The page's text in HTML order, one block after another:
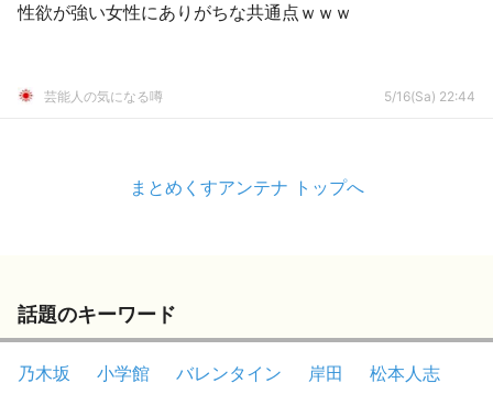
性欲が強い女性にありがちな共通点ｗｗｗ
芸能人の気になる噂 5/16(Sa) 22:44
まとめくすアンテナ トップへ
話題のキーワード
乃木坂 小学館 バレンタイン 岸田
松本人志